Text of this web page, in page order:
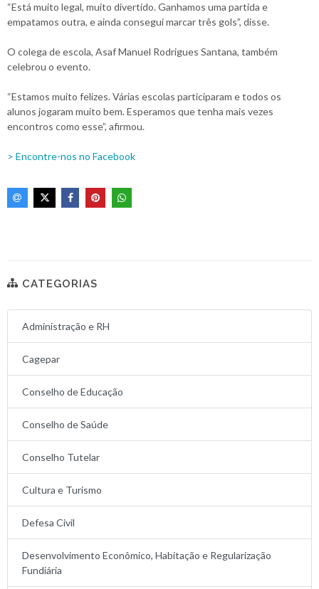
“Está muito legal, muito divertido. Ganhamos uma partida e
empatamos outra, e ainda consegui marcar três gols”, disse.
O colega de escola, Asaf Manuel Rodrigues Santana, também
celebrou o evento.
“Estamos muito felizes. Várias escolas participaram e todos os
alunos jogaram muito bem. Esperamos que tenha mais vezes
encontros como esse”, afirmou.
> Encontre-nos no Facebook
CATEGORIAS
Administração e RH
Cagepar
Conselho de Educação
Conselho de Saúde
Conselho Tutelar
Cultura e Turismo
Defesa Civil
Desenvolvimento Econômico, Habitação e Regularização
Fundiária